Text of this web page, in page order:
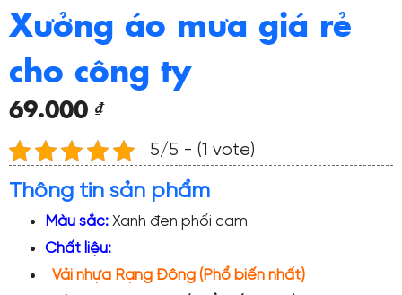
Xưởng áo mưa giá rẻ
cho công ty
69.000 ₫
5/5 - (1 vote)
Thông tin sản phẩm
Màu sắc: Xanh đen phối cam
Chất liệu:
Vải nhựa Rạng Đông (Phổ biến nhất)